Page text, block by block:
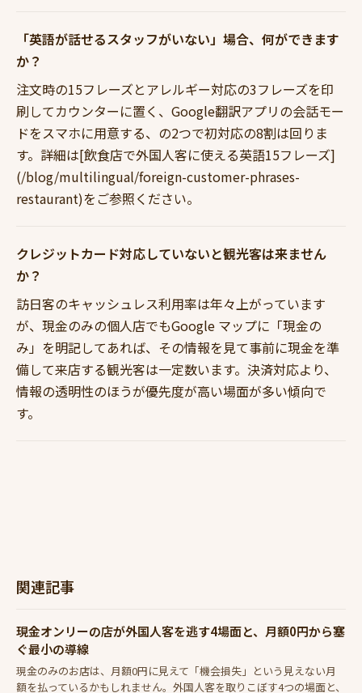
「英語が話せるスタッフがいない」場合、何ができます
か？
注文時の15フレーズとアレルギー対応の3フレーズを印
刷してカウンターに置く、Google翻訳アプリの会話モー
ドをスマホに用意する、の2つで初対応の8割は回りま
す。詳細は[飲食店で外国人客に使える英語15フレーズ]
(/blog/multilingual/foreign-customer-phrases-
restaurant)をご参照ください。
クレジットカード対応していないと観光客は来ません
か？
訪日客のキャッシュレス利用率は年々上がっています
が、現金のみの個人店でもGoogle マップに「現金の
み」を明記してあれば、その情報を見て事前に現金を準
備して来店する観光客は一定数います。決済対応より、
情報の透明性のほうが優先度が高い場面が多い傾向で
す。
関連記事
現金オンリーの店が外国人客を逃す4場面と、月額0円から塞
ぐ最小の導線
現金のみのお店は、月額0円に見えて「機会損失」という見えない月
額を払っているかもしれません。外国人客を取りこぼす4つの場面と、